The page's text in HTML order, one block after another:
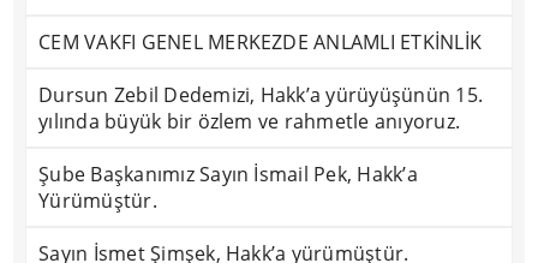
CEM VAKFI GENEL MERKEZDE ANLAMLI ETKİNLİK
Dursun Zebil Dedemizi, Hakk’a yürüyüşünün 15.
yılında büyük bir özlem ve rahmetle anıyoruz.
Şube Başkanımız Sayın İsmail Pek, Hakk’a
Yürümüştür.
Sayın İsmet Şimşek, Hakk’a yürümüştür.